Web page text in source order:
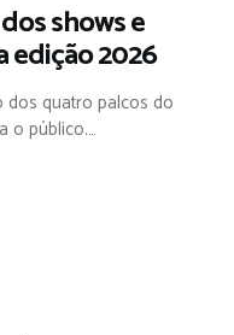
shows e
edição 2026
quatro palcos do
o público.…